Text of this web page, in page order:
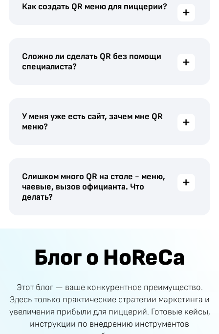
+
Как создать QR меню для пиццерии?
+
Сложно ли сделать QR без помощи
специалиста?
+
У меня уже есть сайт, зачем мне QR
меню?
+
Слишком много QR на столе - меню,
чаевые, вызов официанта. Что
делать?
Блог о HoReCa
Этот блог — ваше конкурентное преимущество.
Здесь только практические стратегии маркетинга и
увеличения прибыли для пиццерий. Готовые кейсы,
инструкции по внедрению инструментов